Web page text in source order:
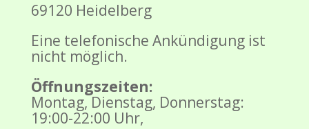
69120 Heidelberg
Eine telefonische Ankündigung ist
nicht möglich.
Öffnungszeiten:
Montag, Dienstag, Donnerstag:
19:00-22:00 Uhr,